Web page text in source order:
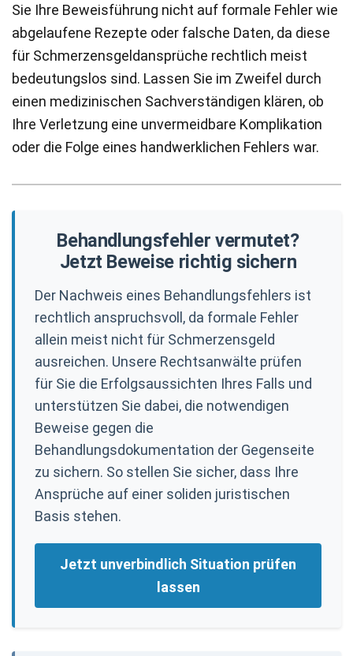
Sie Ihre Beweisführung nicht auf formale Fehler wie
abgelaufene Rezepte oder falsche Daten, da diese
für Schmerzensgeldansprüche rechtlich meist
bedeutungslos sind. Lassen Sie im Zweifel durch
einen medizinischen Sachverständigen klären, ob
Ihre Verletzung eine unvermeidbare Komplikation
oder die Folge eines handwerklichen Fehlers war.
Behandlungsfehler vermutet?
Jetzt Beweise richtig sichern
Der Nachweis eines Behandlungsfehlers ist
rechtlich anspruchsvoll, da formale Fehler
allein meist nicht für Schmerzensgeld
ausreichen. Unsere Rechtsanwälte prüfen
für Sie die Erfolgsaussichten Ihres Falls und
unterstützen Sie dabei, die notwendigen
Beweise gegen die
Behandlungsdokumentation der Gegenseite
zu sichern. So stellen Sie sicher, dass Ihre
Ansprüche auf einer soliden juristischen
Basis stehen.
Jetzt unverbindlich Situation prüfen
lassen